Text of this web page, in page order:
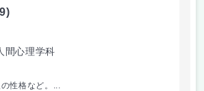
間心理学科
性格など。...